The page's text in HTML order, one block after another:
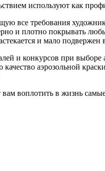
используют как
все требования
и плотно покрывать
и мало
и конкурсов при
аэрозольной
воплотить в жизнь